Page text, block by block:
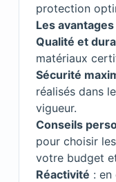
protection
Les
Qualité et
matériaux
Sécurité
réalisés dans
vigueur.
Conseils
pour choisir
votre budget
Réactivité : en